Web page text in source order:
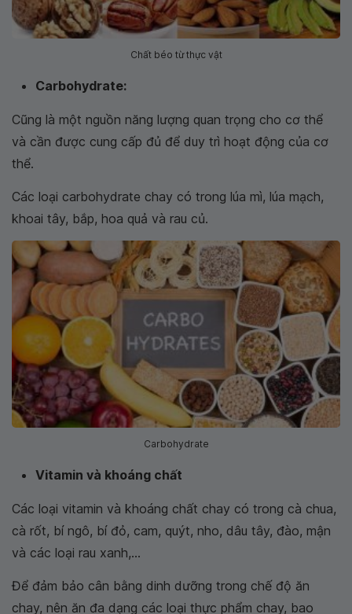
Chất béo từ thực vật
Carbohydrate:
Cũng là một nguồn năng lượng quan trọng cho cơ thể
và cần được cung cấp đủ để duy trì hoạt động của cơ
thể.
Các loại carbohydrate chay có trong lúa mì, lúa mạch,
khoai tây, bắp, hoa quả và rau củ.
Carbohydrate
Vitamin và khoáng chất
Các loại vitamin và khoáng chất chay có trong cà chua,
cà rốt, bí ngô, bí đỏ, cam, quýt, nho, dâu tây, đào, mận
và các loại rau xanh,...
Để đảm bảo cân bằng dinh dưỡng trong chế độ ăn
chay, nên ăn đa dạng các loại thực phẩm chay, bao